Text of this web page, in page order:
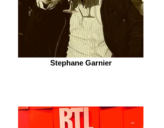
Stephane Garnier